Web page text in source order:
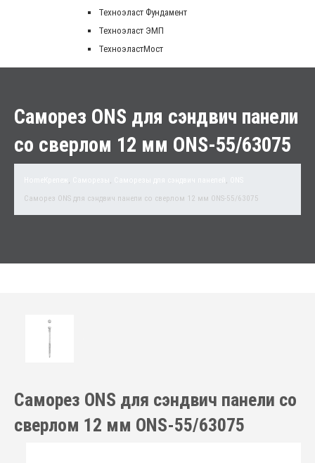
Техноэласт Фундамент
Техноэласт ЭМП
ТехноэластМост
Саморез ONS для сэндвич панели
со сверлом 12 мм ONS-55/63075
, , ,
Саморез ONS для сэндвич панели со сверлом 12 мм ONS-55/63075
Саморез ONS для сэндвич панели со
сверлом 12 мм ONS-55/63075